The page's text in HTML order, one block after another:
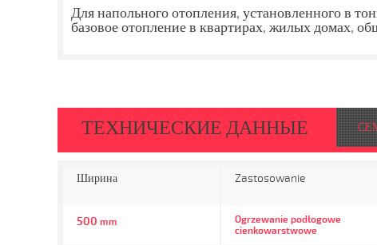
Для напольного отопления, установленного в
базовое отопление в квартирах, жилых домах,
ТЕХНИЧЕСКИЕ ДАННЫЕ
Ширина
500 mm
Zastosowanie
Ogrzewanie podłogowe
cienkowarstwowe